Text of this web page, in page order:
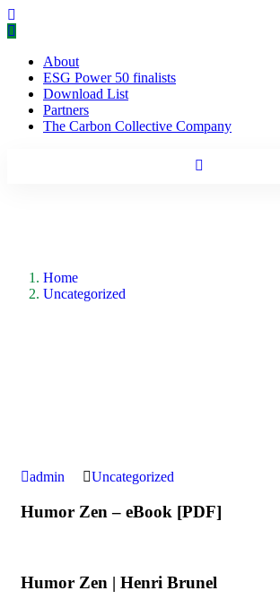
About
ESG Power 50 finalists
Download List
Partners
The Carbon Collective Company
Home
Uncategorized
admin Uncategorized
Humor Zen – eBook [PDF]
Humor Zen | Henri Brunel